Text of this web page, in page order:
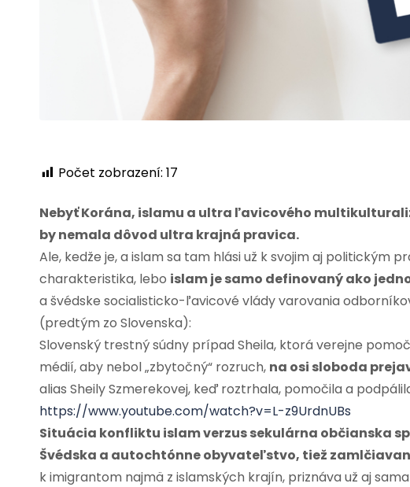
Počet zobrazení: 17
Nebyť Korána, islamu a ultra ľavicového
by nemala dôvod ultra krajná pravica.
Ale, kedže je, a islam sa tam hlási už k svojim aj politickým
charakteristika, lebo islam je samo definovaný ako
a švédske socialisticko-ľavicové vlády varovania
(predtým zo Slovenska):
Slovenský trestný súdny prípad Sheila, ktorá verejne
médií, aby nebol „zbytočný“ rozruch, na osi sloboda
alias Sheily Szmerekovej, keď roztrhala, pomočila a
https://www.youtube.com/watch?v=L-z9UrdnUBs
Situácia konfliktu islam verzus sekulárna občianska
Švédska a autochtónne obyvateľstvo, tiež
k imigrantom najmä z islamských krajín, priznáva už aj